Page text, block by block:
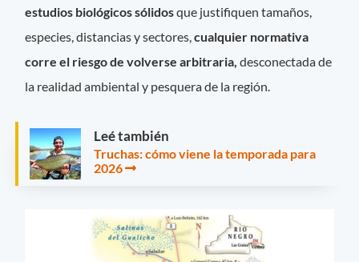
estudios biológicos sólidosque justifiquen tamaños,
especies, distancias y sectores,cualquier normativa
corre el riesgo de volverse arbitraria, desconectada de
la realidad ambiental y pesquera de la región.
Leé también
Truchas: cómo viene la temporada para
2026